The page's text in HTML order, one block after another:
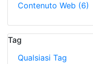
Contenuto Web (6)
Tag
Qualsiasi Tag